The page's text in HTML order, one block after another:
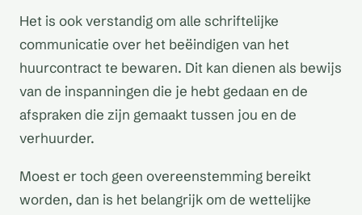
Het is ook verstandig om alle schriftelijke
communicatie over het beëindigen van het
huurcontract te bewaren. Dit kan dienen als bewijs
van de inspanningen die je hebt gedaan en de
afspraken die zijn gemaakt tussen jou en de
verhuurder.
Moest er toch geen overeenstemming bereikt
worden, dan is het belangrijk om de wettelijke